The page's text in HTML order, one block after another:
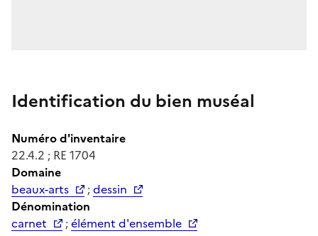
Identification du bien muséal
Numéro d'inventaire
22.4.2 ; RE 1704
Domaine
beaux-arts
;dessin
Dénomination
carnet
;élément d'ensemble